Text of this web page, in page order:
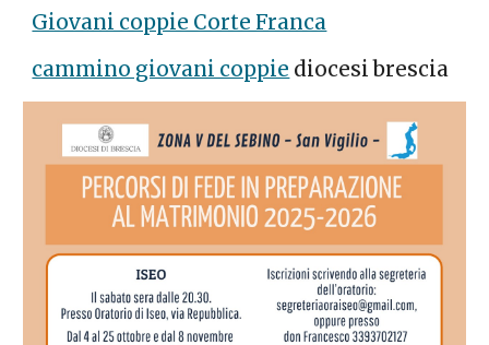
Giovani coppie Corte Franca
cammino giovani coppie diocesi brescia